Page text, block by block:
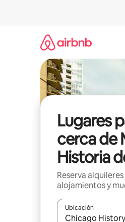
Lugares
cerca de
Historia
Reserva
alojamientos y
Ubicación
Cuando los